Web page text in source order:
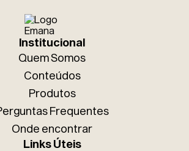
formulário, você confirma ter 18 anos ou mais.
com a coleta e uso dos dados fornecidos para
aqui descritas.
Institucional
Quem Somos
Conteúdos
Produtos
Frequentes
Onde encontrar
Links Úteis